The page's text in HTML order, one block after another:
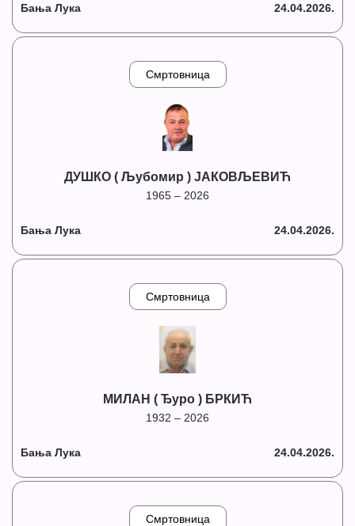
Бања Лука 24.04.2026.
Смртовница
ДУШКО ( Љубомир ) ЈАКОВЉЕВИЋ
1965 – 2026
Бања Лука 24.04.2026.
Смртовница
МИЛАН ( Ђуро ) БРКИЋ
1932 – 2026
Бања Лука 24.04.2026.
Смртовница